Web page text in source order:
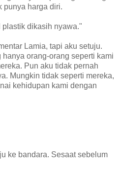
punya harga diri.
dikasih nyawa."
Lamia, tapi aku setuju.
orang-orang seperti kami
Pun aku tidak pernah
Mungkin tidak seperti mereka,
kehidupan kami dengan
ke bandara. Sesaat sebelum